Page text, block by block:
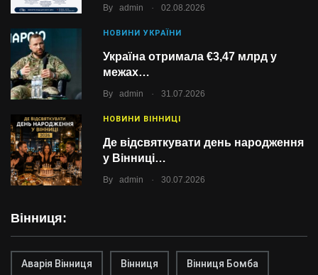
By admin . 02.08.2026
НОВИНИ УКРАЇНИ
Україна отримала €3,47 млрд у
межах…
By admin . 31.07.2026
НОВИНИ ВІННИЦІ
Де відсвяткувати день народження
у Вінниці…
By admin . 30.07.2026
Вінниця:
Аварія Вінниця Вінниця Вінниця Бомба